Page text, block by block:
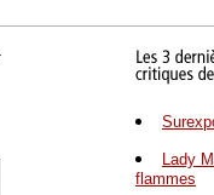
Lady
flammes